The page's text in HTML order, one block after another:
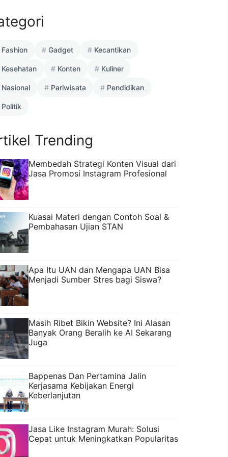
Fashion Gadget Kecantikan
Kesehatan Konten Kuliner
Nasional Pariwisata Pendidikan
Politik
Trending
Membedah Strategi Konten Visual dari
Jasa Promosi Instagram Profesional
Kuasai Materi dengan Contoh Soal &
Pembahasan Ujian STAN
Apa Itu UAN dan Mengapa UAN Bisa
Menjadi Sumber Stres bagi Siswa?
Masih Ribet Bikin Website? Ini Alasan
Banyak Orang Beralih ke AI Sekarang
Juga
Bappenas Dan Pertamina Jalin
Kerjasama Kebijakan Energi
Keberlanjutan
Jasa Like Instagram Murah: Solusi
Cepat untuk Meningkatkan Popularitas